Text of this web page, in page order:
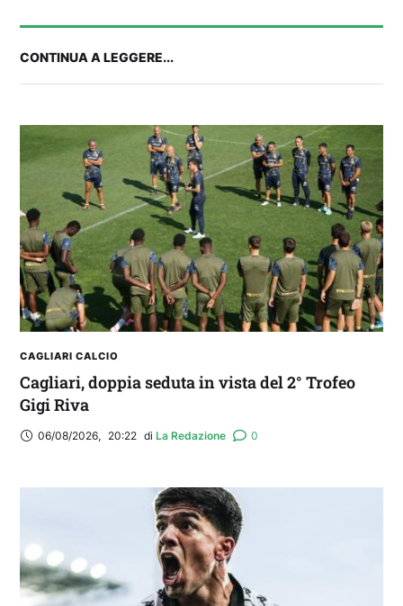
IL CAGLIARI SI PRESENTA A PULA: SEGUI LA
DIRETTA
CONTINUA A LEGGERE...
CAGLIARI CALCIO
Cagliari, doppia seduta in vista del 2° Trofeo
Gigi Riva
06/08/2026, 20:22 di La Redazione 0